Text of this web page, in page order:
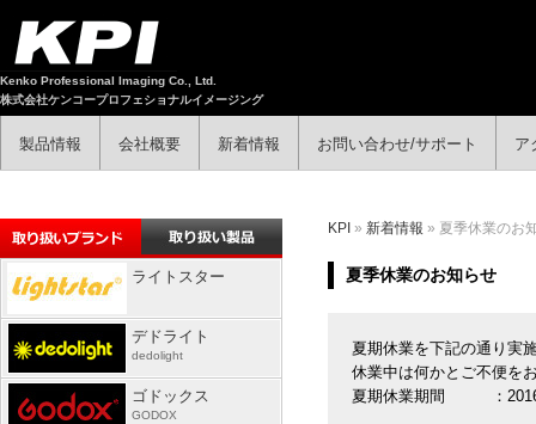
Kenko Professional Imaging Co., Ltd.
株式会社ケンコープロフェショナルイメージング
製品情報 会社概要 新着情報 お問い合わせ/サポート ア
KPI » 新着情報 » 夏季休業のお
夏季休業のお知らせ
夏期休業を下記の通り実
休業中は何かとご不便を
夏期休業期間 ：2016
ライトスター
デドライト
dedolight
ゴドックス
GODOX